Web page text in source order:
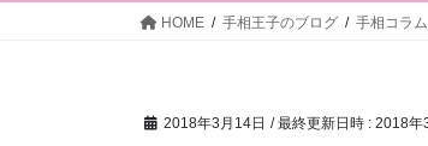
HOME 手相王子のブログ 手相コラム
2018年3月14日 / 最終更新日時 : 2018年